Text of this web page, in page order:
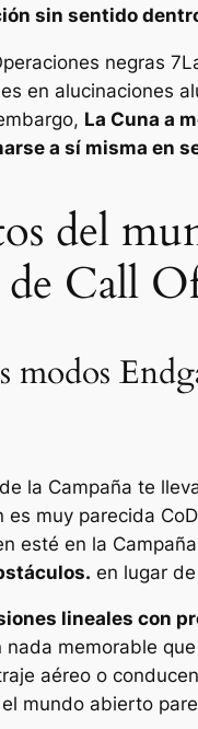
sin sentido
negras 7
en alucinaciones
La Cuna a
a sí misma en
del
de Call
modos
la Campaña te
es muy parecida
esté en la
en lugar
lineales con
nada memorable
aéreo o
mundo abierto